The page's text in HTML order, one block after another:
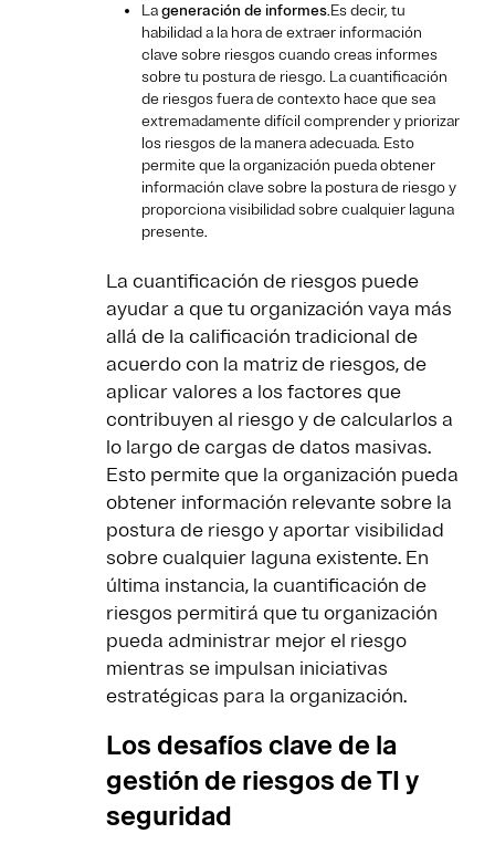
Lageneración de informes.Es decir, tu
habilidad a la hora de extraer información
clave sobre riesgos cuando creas informes
sobre tu postura de riesgo. La cuantificación
de riesgos fuera de contexto hace que sea
extremadamente difícil comprender y priorizar
los riesgos de la manera adecuada. Esto
permite que la organización pueda obtener
información clave sobre la postura de riesgo y
proporciona visibilidad sobre cualquier laguna
presente.
La cuantificación de riesgos puede
ayudar a que tu organización vaya más
allá de la calificación tradicional de
acuerdo con la matriz de riesgos, de
aplicar valores a los factores que
contribuyen al riesgo y de calcularlos a
lo largo de cargas de datos masivas.
Esto permite que la organización pueda
obtener información relevante sobre la
postura de riesgo y aportar visibilidad
sobre cualquier laguna existente. En
última instancia, la cuantificación de
riesgos permitirá que tu organización
pueda administrar mejor el riesgo
mientras se impulsan iniciativas
estratégicas para la organización.
Los desafíos clave de la
gestión de riesgos de TI y
seguridad